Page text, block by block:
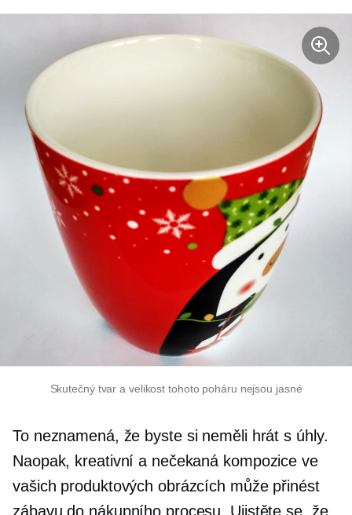
Skutečný tvar a velikost tohoto poháru nejsou jasné
To neznamená, že byste si neměli hrát s úhly.
Naopak, kreativní a nečekaná kompozice ve
vašich produktových obrázcích může přinést
zábavu do nákupního procesu. Ujistěte se, že